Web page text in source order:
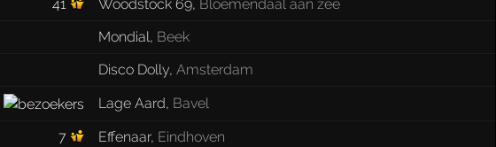
41 Woodstock 69, Bloemendaal aan zee
Mondial, Beek
Disco Dolly, Amsterdam
Lage Aard, Bavel
7 Effenaar, Eindhoven